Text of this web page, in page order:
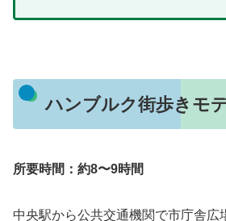
ハンブルク街歩きモ
所要時間：約8〜9時間
中央駅から公共交通機関で市庁舎広